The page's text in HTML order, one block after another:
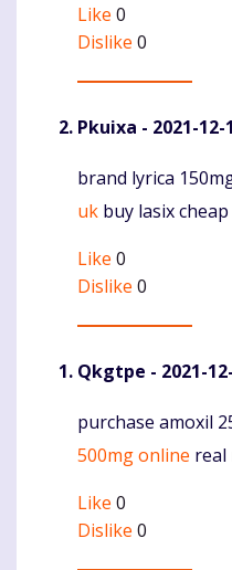
Like 0
Dislike 0
Pkuixa - 2021-12-
Komentaras
brand lyrica
uk buy lasix cheap
Like 0
Dislike 0
Qkgtpe - 2021-
Komentaras
purchase amoxil
500mg online real
Like 0
Dislike 0